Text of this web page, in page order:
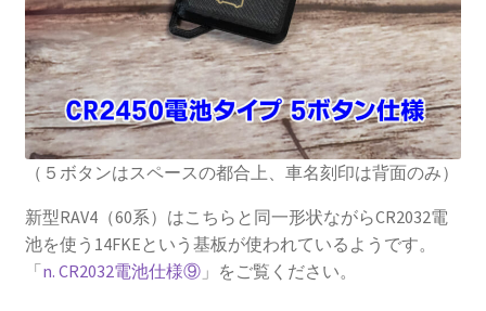
（５ボタンはスペースの都合上、車名刻印は背面のみ）
新型RAV4（60系）はこちらと同一形状ながらCR2032電
池を使う14FKEという基板が使われているようです。
「n. CR2032電池仕様⑨」をご覧ください。